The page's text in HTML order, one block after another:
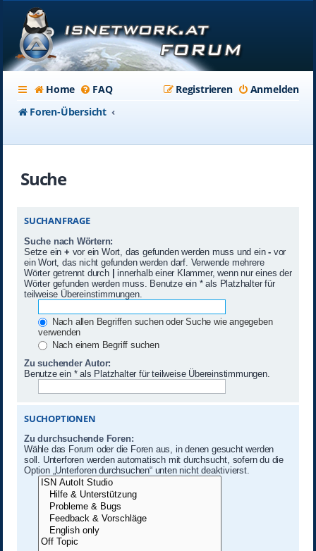
Home FAQ Anmelden
Registrieren
Foren-Übersicht
Suche
SUCHANFRAGE
Suche nach Wörtern:
Setze ein + vor ein Wort, das gefunden werden muss und ein-vor
ein Wort, das nicht gefunden werden darf. Verwende mehrere
Wörter getrennt durch | innerhalb einer Klammer, wenn nur eines der
Wörter gefunden werden muss. Benutze ein * als Platzhalter für
teilweise Übereinstimmungen.
Nach allen Begriffen suchen oder Suche wie angegeben
verwenden
Nach einem Begriff suchen
Zu suchender Autor:
Benutze ein * als Platzhalter für teilweise Übereinstimmungen.
SUCHOPTIONEN
Zu durchsuchende Foren:
Wähle das Forum oder die Foren aus, in denen gesucht werden
soll. Unterforen werden automatisch mit durchsucht, sofern du die
Option „Unterforen durchsuchen“ unten nicht deaktivierst.